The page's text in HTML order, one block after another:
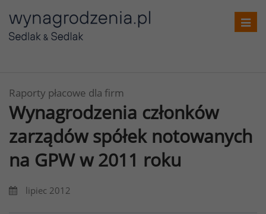
Raporty płacowe dla firm
Wynagrodzenia członków
zarządów spółek notowanych
na GPW w 2011 roku
lipiec 2012